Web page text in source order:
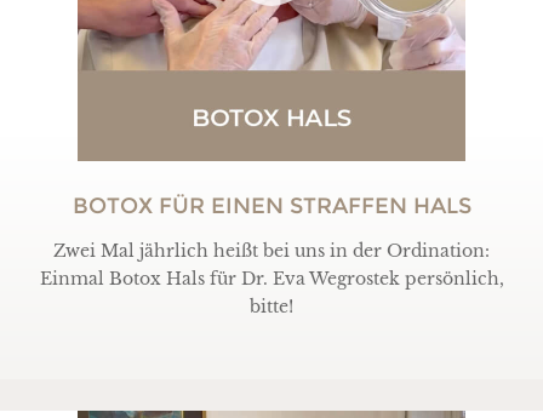
BOTOX FÜR EINEN STRAFFEN HALS
Zwei Mal jährlich heißt bei uns in der Ordination:
Einmal Botox Hals für Dr. Eva Wegrostek persönlich,
bitte!